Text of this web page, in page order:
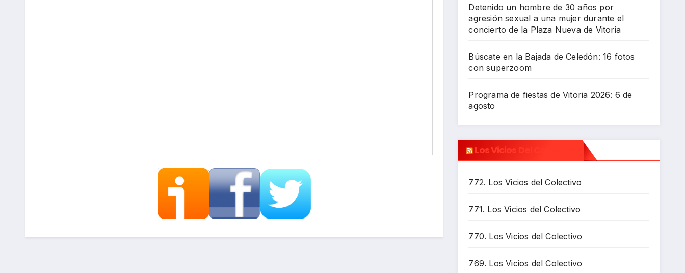
Detenido un hombre de 30 años por
agresión sexual a una mujer durante el
concierto de la Plaza Nueva de Vitoria
Búscate en la Bajada de Celedón: 16 fotos
con superzoom
Programa de fiestas de Vitoria 2026: 6 de
agosto
Los Vicios Del Colectivo
772. Los Vicios del Colectivo
771. Los Vicios del Colectivo
770. Los Vicios del Colectivo
769. Los Vicios del Colectivo